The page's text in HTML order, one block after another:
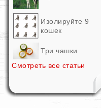
Изолируйте 9
кошек
Три чашки
Смотреть все статьи